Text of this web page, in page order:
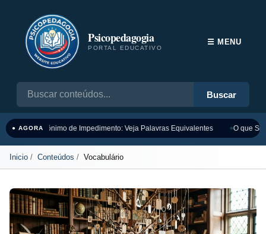
Psicopedagogia
PORTAL EDUCATIVO
Buscar
☰ MENU
● AGORASinônimo de Impedimento: Veja Palavras Equivalentes O que
Inicio Conteúdos Vocabulário